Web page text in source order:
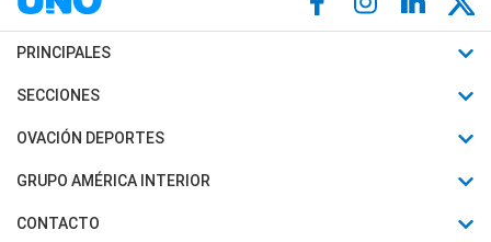
PRINCIPALES
Últimas Noticias
Política
Judiciales
SECCIONES
Horóscopo
Motores
OVACIÓN DEPORTES
Fútbol
Mundial
GRUPO AMÉRICA INTERIOR
Canal 7 en Vivo
CONTACTO